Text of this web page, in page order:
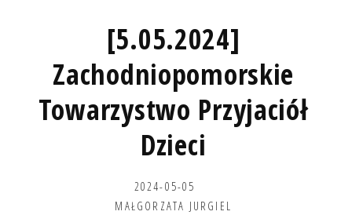
[5.05.2024]
Zachodniopomorskie
Towarzystwo Przyjaciół
Dzieci
2024-05-05
MAŁGORZATA JURGIEL